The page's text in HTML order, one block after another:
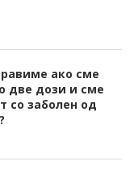
ако сме
две дози и сме
со заболен од